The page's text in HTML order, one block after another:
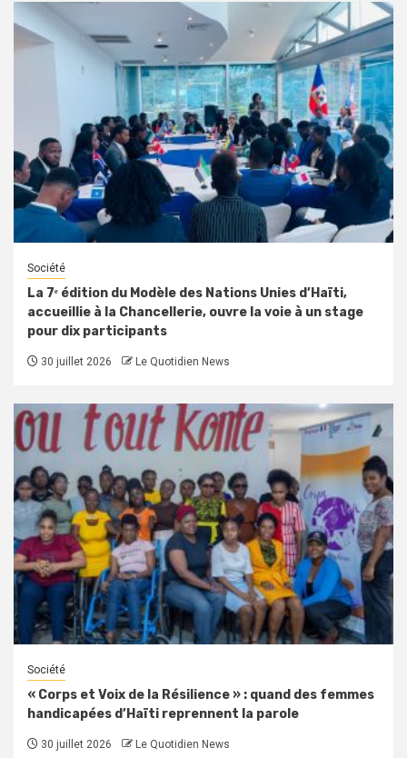
Société
La 7ᵉ édition du Modèle des Nations Unies d’Haïti,
accueillie à la Chancellerie, ouvre la voie à un stage
pour dix participants
30 juillet 2026 Le Quotidien News
Société
« Corps et Voix de la Résilience » : quand des femmes
handicapées d’Haïti reprennent la parole
30 juillet 2026 Le Quotidien News